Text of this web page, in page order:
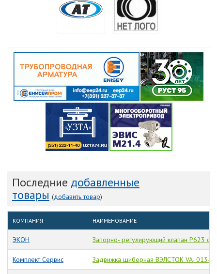
Последние добавленные
товары (добавить товар)
КОМПАНИЯ НАИМЕНОВАНИЕ
ЭКОН Запорно- регулирующий клапан Р623 с
Комплект Сервис Задвижка шиберная ВЭЛСТОК VA- 013-